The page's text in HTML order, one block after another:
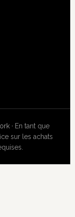
· En tant que
sur les achats